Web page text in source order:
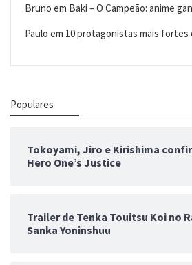
Bruno em Baki – O Campeão: anime
Paulo em 10 protagonistas mais fortes
Populares
Tokoyami, Jiro e Kirishima
Hero One’s Justice
Trailer de Tenka Touitsu Koi no
Sanka Yoninshuu